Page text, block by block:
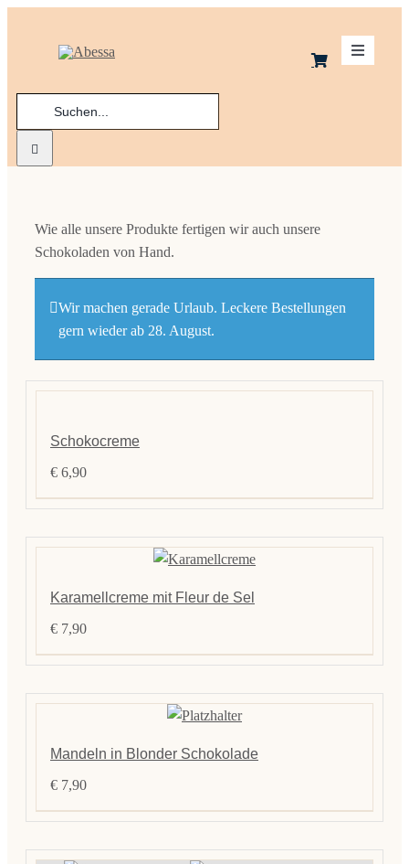
Toggle
Kekse
nach:
Wie alle unsere Produkte fertigen wir auch unsere
Schokoladen von Hand.
Wir machen gerade Urlaub. Leckere Bestellungen
gern wieder ab 28. August.
Schokocreme
€ 6,90
Karamellcreme mit Fleur de Sel
€ 7,90
Mandeln in Blonder Schokolade
€ 7,90